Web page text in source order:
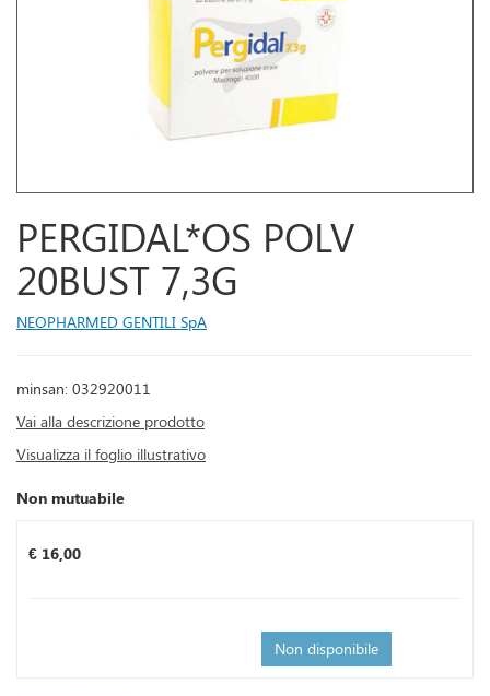
PERGIDAL*OS POLV
20BUST 7,3G
NEOPHARMED GENTILI SpA
minsan: 032920011
Vai alla descrizione prodotto
Visualizza il foglio illustrativo
Non mutuabile
Prezzo
€ 16,00
Non disponibile